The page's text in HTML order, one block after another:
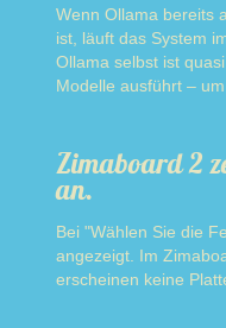
Wenn Ollama bereits
ist, läuft das System
Ollama selbst ist
Modelle ausführt –
Zimaboard 2
an.
Bei "Wählen Sie die
angezeigt. Im
erscheinen keine